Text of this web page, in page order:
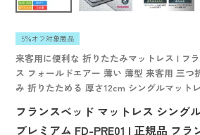
5％オフ対象商品
来客用に便利な 折りたたみマットレス | フ
ス フォールドエアー 薄い 薄型 来客用 三つ
み 折りたためる 厚さ12cm シングルマット
フランスベッド マットレス シング
プレミアム FD-PRE01 | 正規品 フ